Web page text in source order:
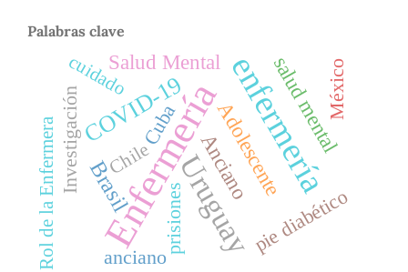
Palabras clave
Enfermeríaenfermería
Uruguay
COVID-19
Brasil Adolescente
Anciano
Salud Mental salud mental
pie diabético
Investigación
prisiones
México
Cuba
anciano
Rol de la Enfermera Chile
cuidado